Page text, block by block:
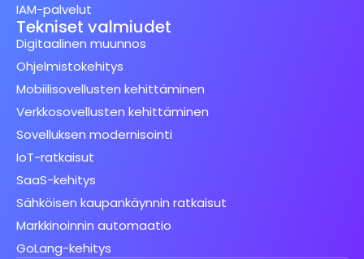
IAM-palvelut
Tekniset valmiudet
Digitaalinen muunnos
Ohjelmistokehitys
Mobiilisovellusten kehittäminen
Verkkosovellusten kehittäminen
Sovelluksen modernisointi
IoT-ratkaisut
SaaS-kehitys
Sähköisen kaupankäynnin ratkaisut
Markkinoinnin automaatio
GoLang-kehitys